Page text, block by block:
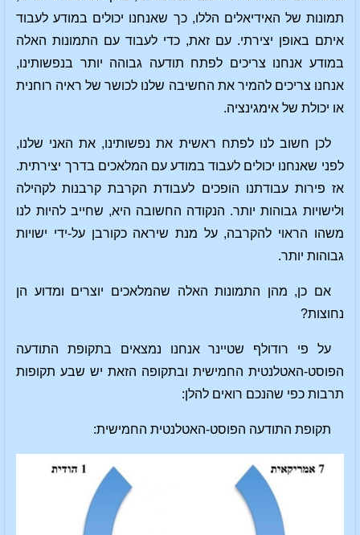
תמונות של האידיאלים הללו, כך שאנחנו יכולים במודע לעבוד
איתם באופן יצירתי. עם זאת, כדי לעבוד עם התמונות האלה
במודע אנחנו צריכים לפתח תודעה גבוהה יותר בנפשותינו,
אנחנו צריכים להמיר את החשיבה שלנו לכושר של ראיה רוחנית
או יכולת של אימגינציה.
לכן חשוב לנו לפתח ראשית את נפשותינו, את האני שלנו,
לפני שאנחנו יכולים לעבוד במודע עם המלאכים בדרך יצירתית.
אז פירות עבודתנו הופכים לעבודת הקרבת קרבנות לקהילה
ולישויות גבוהות יותר. הנקודה החשובה היא, שחייב להיות לנו
משהו הראוי להקרבה, על מנת שיראה כקורבן על-ידי ישויות
גבוהות יותר.
אם כן, מהן התמונות האלה שהמלאכים יוצרים ומדוע הן
נחוצות?
על פי רודולף שטיינר אנחנו נמצאים בתקופת התודעה
הפוסט-האטלנטית החמישית ובתקופה הזאת יש שבע תקופות
תרבות כפי שהנכם רואים להלן:
תקופת התודעה הפוסט-האטלנטית החמישית: